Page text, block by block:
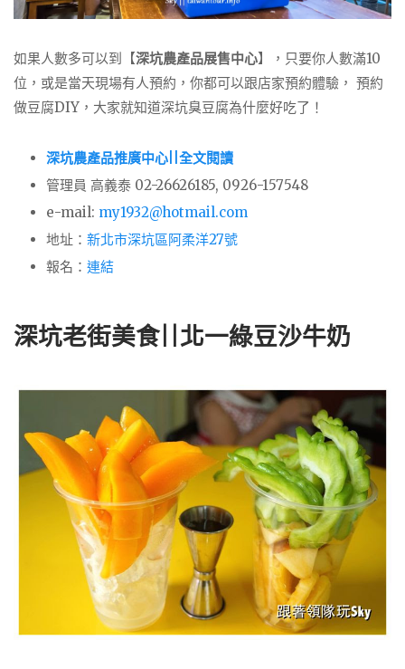
如果人數多可以到【深坑農產品展售中心】，只要你人數滿10
位，或是當天現場有人預約，你都可以跟店家預約體驗， 預約
做豆腐DIY，大家就知道深坑臭豆腐為什麼好吃了！
深坑農產品推廣中心||全文閱讀
管理員 高義泰 02-26626185, 0926-157548
e-mail: my1932@hotmail.com
地址： 新北市深坑區阿柔洋27號
報名： 連結
深坑老街美食||北一綠豆沙牛奶